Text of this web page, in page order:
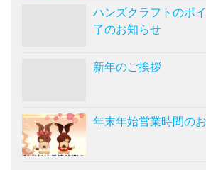
ハンズクラフトのポ
了のお知らせ
新年のご挨拶
年末年始営業時間の